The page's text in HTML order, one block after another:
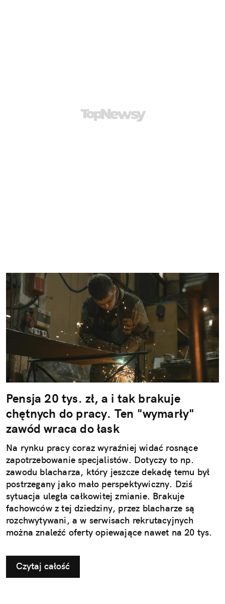
Pensja 20 tys. zł, a i tak brakuje
chętnych do pracy. Ten "wymarły"
zawód wraca do łask
Na rynku pracy coraz wyraźniej widać rosnące
zapotrzebowanie specjalistów. Dotyczy to np.
zawodu blacharza, który jeszcze dekadę temu był
postrzegany jako mało perspektywiczny. Dziś
sytuacja uległa całkowitej zmianie. Brakuje
fachowców z tej dziedziny, przez blacharze są
rozchwytywani, a w serwisach rekrutacyjnych
można znaleźć oferty opiewające nawet na 20 tys.
Czytaj całość